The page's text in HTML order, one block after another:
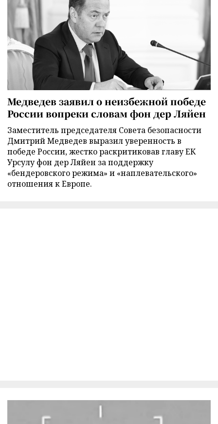
Медведев заявил о неизбежной победе
России вопреки словам фон дер Ляйен
Заместитель председателя Совета безопасности
Дмитрий Медведев выразил уверенность в
победе России, жестко раскритиковав главу ЕК
Урсулу фон дер Ляйен за поддержку
«бендеровского режима» и «наплевательского»
отношения к Европе.